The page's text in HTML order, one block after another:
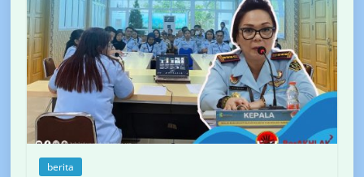
berita